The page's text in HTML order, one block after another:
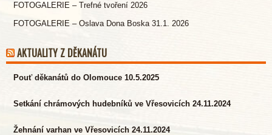
FOTOGALERIE – Trefné tvoření 2026
FOTOGALERIE – Oslava Dona Boska 31.1. 2026
AKTUALITY Z DĚKANÁTU
Pouť děkanátů do Olomouce 10.5.2025
Setkání chrámových hudebníků ve Vřesovicích 24.11.2024
Žehnání varhan ve Vřesovicích 24.11.2024